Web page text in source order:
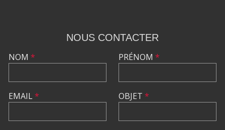
NOUS CONTACTER
NOM *
EMAIL*
PRÉNOM *
OBJET *